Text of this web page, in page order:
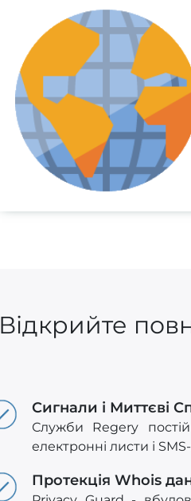
Відкрийте
Сигнали і Миттєві
Служби Regery
електронні листи і
Протекція Whois